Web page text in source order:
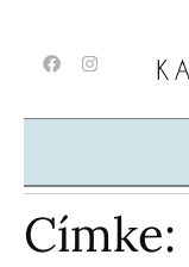
Címke: